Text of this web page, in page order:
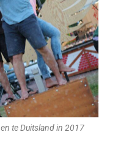
te Duitsland in 2017